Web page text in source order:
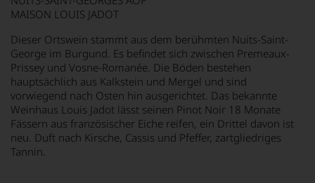
MAISON LOUIS JADOT
Dieser Ortswein stammt aus dem berühmten Nuits-Saint-
George im Burgund. Es befindet sich zwischen Premeaux-
Prissey und Vosne-Romanée. Die Böden bestehen
hauptsächlich aus Kalkstein und Mergel und sind
vorwiegend nach Osten hin ausgerichtet. Das bekannte
Weinhaus Louis Jadot lässt seinen Pinot Noir 18 Monate
Fässern aus französischer Eiche reifen, ein Drittel davon ist
neu. Duft nach Kirsche, Cassis und Pfeffer, zartgliedriges
Tannin.